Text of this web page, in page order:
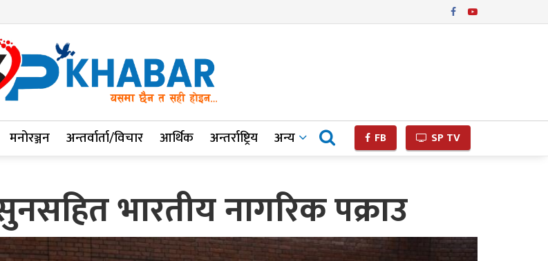
मनोरञ्जन अन्तर्वार्ता/विचार आर्थिक अन्तर्राष्ट्रिय अन्य FB SP TV
भारतीय नागरिक पक्राउ